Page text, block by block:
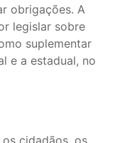
obrigações. A
legislar sobre
suplementar
e a estadual, no
cidadãos, os